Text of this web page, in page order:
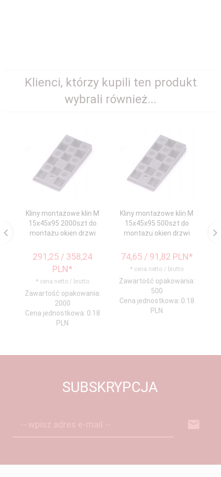
Klienci, którzy kupili ten produkt
wybrali również...
Kliny montażowe klin M
15x45x95 2000szt do
montażu okien drzwi
291,25 / 358,24
PLN*
* cena netto / brutto
Zawartość opakowania:
2000
Cena jednostkowa: 0.18
PLN
Kliny montażowe klin M
15x45x95 500szt do
montażu okien drzwi
74,65 / 91,82 PLN*
* cena netto / brutto
Zawartość opakowania:
500
Cena jednostkowa: 0.18
PLN
SUBSKRYPCJA